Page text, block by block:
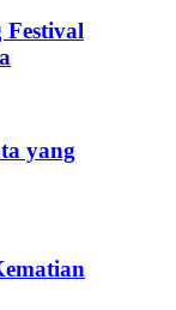
Festival
yang